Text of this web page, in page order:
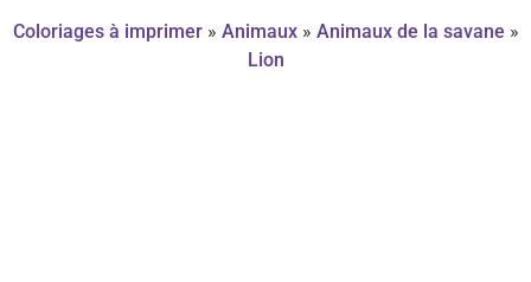
Coloriages à imprimer» Animaux» Animaux de la savane »
Lion